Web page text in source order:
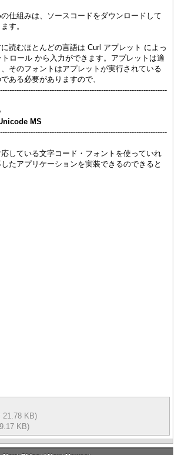
仕組みは、ソースコードをダウンロードして
す。
読むほとんどの言語は Curl アプレット によっ
ロール から入力ができます。アプレットは適
そのフォントはアプレットが実行されている
ある必要がありますので、
MS
している文字コード・フォントを使っていれ
たアプリケーションを実装できるのできると
21.78 KB)
KB)